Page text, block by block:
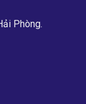
Phòng.